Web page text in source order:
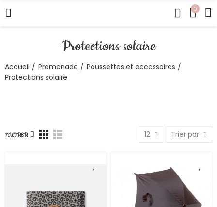
0
Protections solaire
Accueil Promenade
Poussettes et accessoires
Protections solaire
FILTRER 12 Trier par